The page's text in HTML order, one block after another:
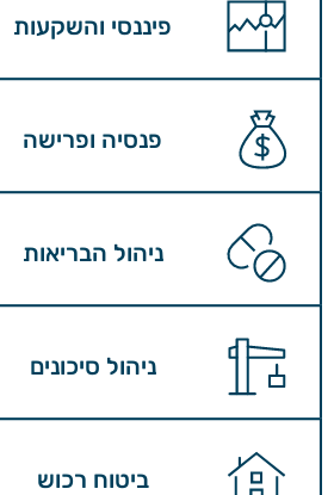
פיננסי והשקעות
פנסיה ופרישה
ניהול הבריאות
ניהול סיכונים
ביטוח רכוש